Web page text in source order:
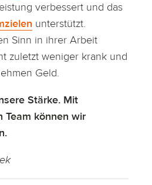
verbessert und das
unterstützt.
Sinn in ihrer Arbeit
zuletzt weniger krank und
Geld.
Stärke. Mit
Team können wir